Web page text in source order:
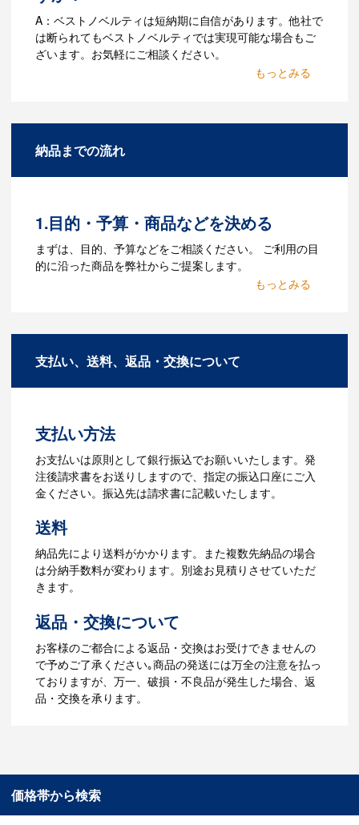
A：ベストノベルティは短納期に自信があります。他社で
は断られてもベストノベルティでは実現可能な場合もご
ざいます。お気軽にご相談ください。
があります。Adobe illustratorのaiファイ
Q：ウェブサイトに掲載され
ていないオリジナルのノベル
タマイズが可能です。お気軽にご相談く
納品までの流れ
1.目的・予算・商品などを決める
まずは、目的、予算などをご相談ください。 ご利用の目
的に沿った商品を弊社からご提案します。
お見積を弊社からお出しします。
3.発注・データ入稿
ら、ご注文書をお送りします。
【名入れをする場合】名入れに必要なデ
ータをご入稿頂き、名入れイメージをデ
ータでご確認いただきます。
4.納品
【名入れをする場合】データのご入稿後
３週間程度で納品となります。
【名入れなしの場合】在庫がある場合、3
～5営業日程度で納品となります。
ご利用ガイドをもっとみる
支払い、送料、返品・交換について
支払い方法
お支払いは原則として銀行振込でお願いいたします。発
注後請求書をお送りしますので、指定の振込口座にご入
金ください。振込先は請求書に記載いたします。
送料
納品先により送料がかかります。また複数先納品の場合
は分納手数料が変わります。別途お見積りさせていただ
きます。
返品・交換について
お客様のご都合による返品・交換はお受けできませんの
で予めご了承ください｡商品の発送には万全の注意を払っ
ておりますが、万一、破損・不良品が発生した場合、返
品・交換を承ります。
価格帯から検索